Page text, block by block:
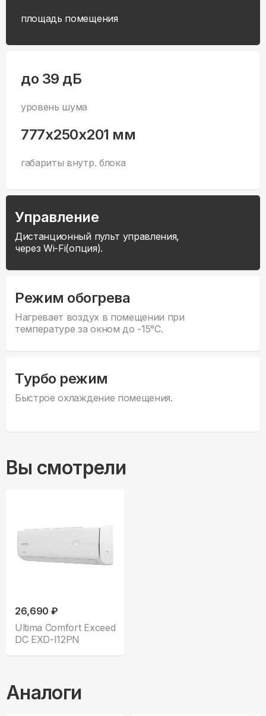
площадь помещения
до 39 дБ
уровень шума
777x250x201 мм
габариты внутр. блока
Управление
Дистанционный пульт управления,
через Wi-Fi(опция).
Режим обогрева
Нагревает воздух в помещении при
температуре за окном до -15°С.
Турбо режим
Быстрое охлаждение помещения.
Вы смотрели
26,690 ₽
Ultima Comfort Exceed
DC EXD-I12PN
Аналоги